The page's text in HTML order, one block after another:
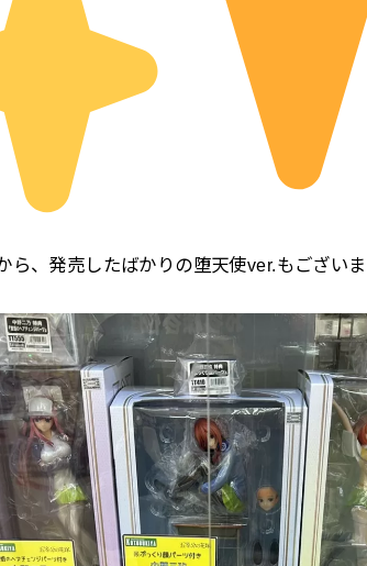
ら、発売したばかりの堕天使ver.もございま